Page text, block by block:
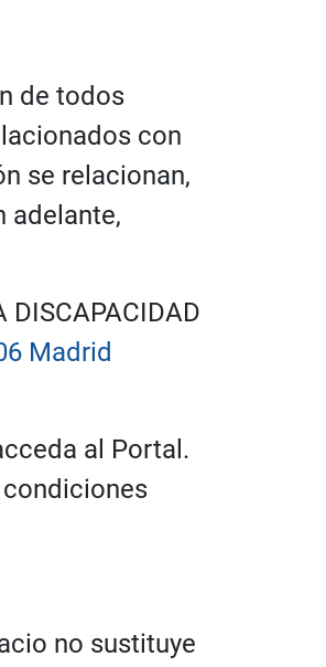
de todos
con
se relacionan,
adelante,
DISCAPACIDAD
Madrid
al Portal.
no sustituye